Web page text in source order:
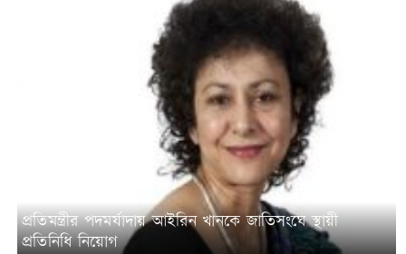
প্রতিমন্ত্রীর পদমর্যাদায় আইরিন খানকে জাতিসংঘে স্থায়ী
প্রতিনিধি নিয়োগ